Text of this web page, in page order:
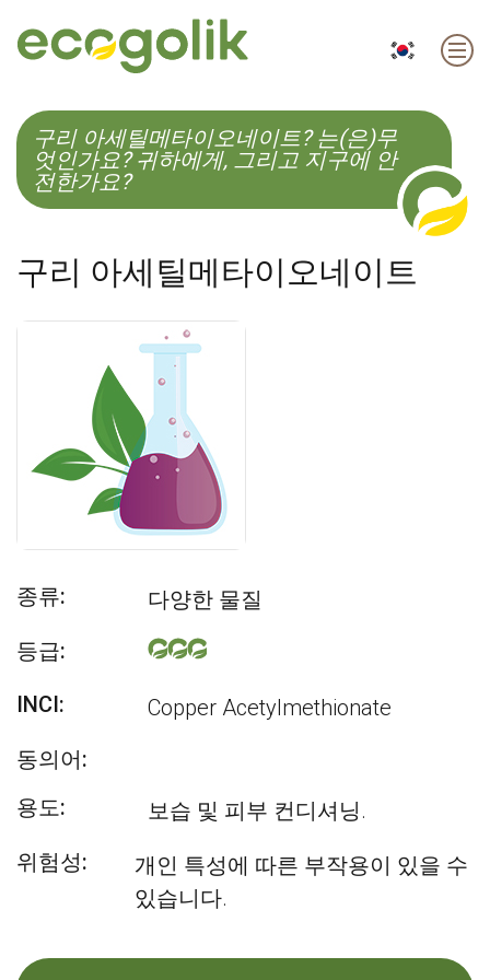
EN ES CS KO
구리 아세틸메타이오네이트? 는(은)무
엇인가요? 귀하에게, 그리고 지구에 안
전한가요?
구리 아세틸메타이오네이트
종류:
다양한 물질
등급:
INCI:
Copper Acetylmethionate
동의어:
용도:
보습 및 피부 컨디셔닝.
위험성:
개인 특성에 따른 부작용이 있을 수
있습니다.